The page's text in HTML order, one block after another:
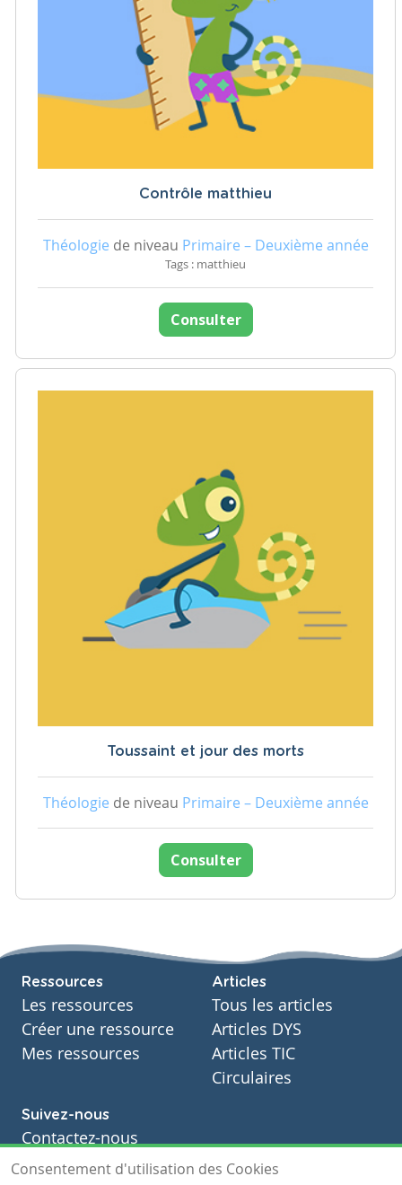
Contrôle matthieu
Théologie de niveau Primaire – Deuxième année
Tags : matthieu
Consulter
Toussaint et jour des morts
Théologie de niveau Primaire – Deuxième année
Consulter
Ressources
Les ressources
Créer une ressource
Mes ressources
Articles
Tous les articles
Articles DYS
Articles TIC
Circulaires
Suivez-nous
Contactez-nous
Soutien scolaire
Consentement d'utilisation des Cookies